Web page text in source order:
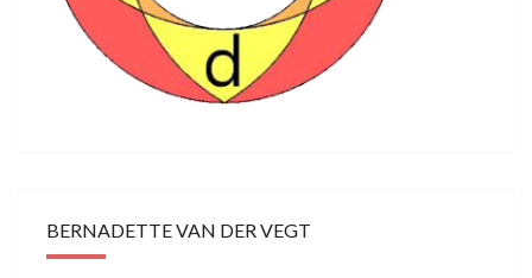
BERNADETTE VAN DER VEGT